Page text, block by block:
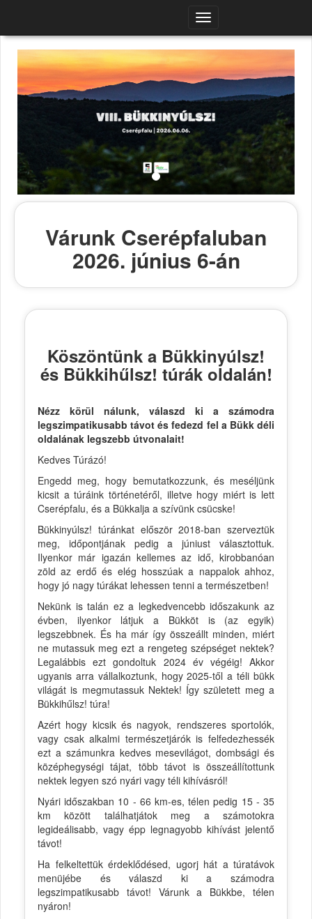
Navigációs
menü
Várunk Cserépfaluban
2026. június 6-án
Köszöntünk a Bükkinyúlsz!
és Bükkihűlsz! túrák oldalán!
Nézz körül nálunk, válaszd ki a számodra
legszimpatikusabb távot és fedezd fel a Bükk déli
oldalának legszebb útvonalait!
Kedves Túrázó!
Engedd meg, hogy bemutatkozzunk, és meséljünk
kicsit a túráink történetéről, illetve hogy miért is lett
Cserépfalu, és a Bükkalja a szívünk csücske!
Bükkinyúlsz! túránkat először 2018-ban szerveztük
meg, időpontjának pedig a júniust választottuk.
Ilyenkor már igazán kellemes az idő, kirobbanóan
zöld az erdő és elég hosszúak a nappalok ahhoz,
hogy jó nagy túrákat lehessen tenni a természetben!
Nekünk is talán ez a legkedvencebb időszakunk az
évben, ilyenkor látjuk a Bükköt is (az egyik)
legszebbnek. És ha már így összeállt minden, miért
ne mutassuk meg ezt a rengeteg szépséget nektek?
Legalábbis ezt gondoltuk 2024 év végéig! Akkor
ugyanis arra vállalkoztunk, hogy 2025-től a téli bükk
világát is megmutassuk Nektek! Így született meg a
Bükkihűlsz! túra!
Azért hogy kicsik és nagyok, rendszeres sportolók,
vagy csak alkalmi természetjárók is felfedezhessék
ezt a számunkra kedves mesevilágot, dombsági és
középhegységi tájat, több távot is összeállítottunk
nektek legyen szó nyári vagy téli kihívásról!
Nyári időszakban 10 - 66 km-es, télen pedig 15 - 35
km között találhatjátok meg a számotokra
legideálisabb, vagy épp legnagyobb kihívást jelentő
távot!
Ha felkeltettük érdeklődésed, ugorj hát a túratávok
menüjébe és válaszd ki a számodra
legszimpatikusabb távot! Várunk a Bükkbe, télen
nyáron!